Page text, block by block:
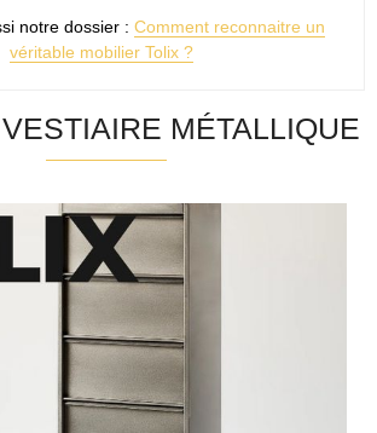
notre dossier : Comment reconnaitre un
véritable mobilier Tolix ?
MÉTALLIQUE